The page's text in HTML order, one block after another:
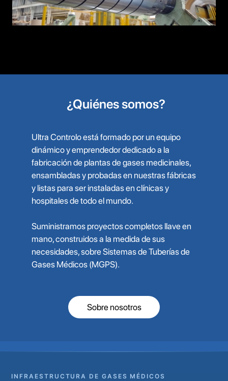
¿Quiénes somos?
Ultra Controlo está formado por un equipo
dinámico y emprendedor dedicado a la
fabricación de plantas de gases medicinales,
ensambladas y probadas en nuestras fábricas
y listas para ser instaladas en clínicas y
hospitales de todo el mundo.
Suministramos proyectos completos llave en
mano, construidos a la medida de sus
necesidades, sobre Sistemas de Tuberías de
Gases Médicos (MGPS).
Sobre nosotros
INFRAESTRUCTURA DE GASES MÉDICOS